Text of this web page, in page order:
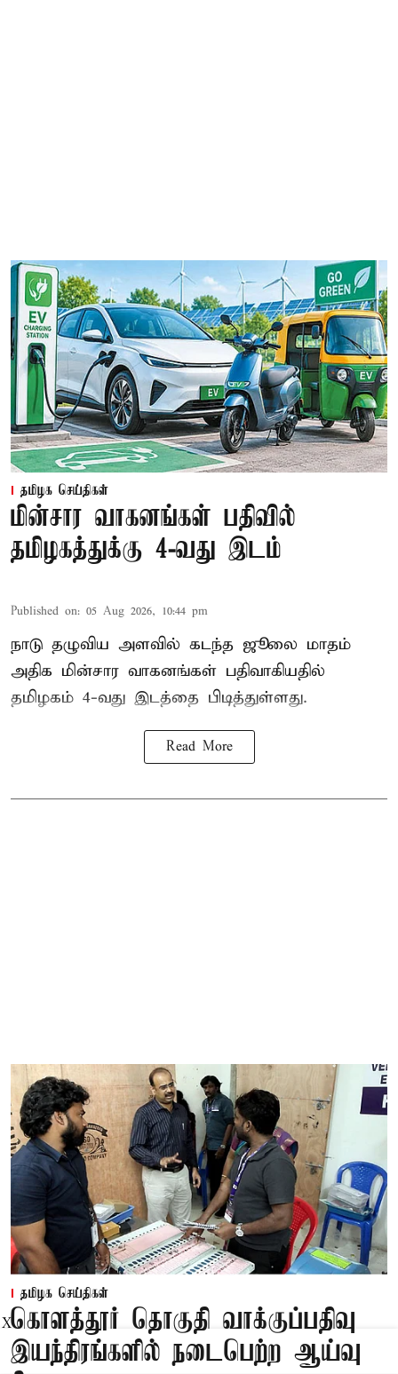
தமிழக செய்திகள்
மின்சார வாகனங்கள் பதிவில்
தமிழகத்துக்கு 4-வது இடம்
Published on: 05 Aug 2026, 10:44 pm
நாடு தழுவிய அளவில் கடந்த ஜூலை மாதம்
அதிக மின்சார வாகனங்கள் பதிவாகியதில்
தமிழகம் 4-வது இடத்தை பிடித்துள்ளது.
Read More
தமிழக செய்திகள்
கொளத்தூர் தொகுதி வாக்குப்பதிவு
இயந்திரங்களில் நடைபெற்ற ஆய்வு
X